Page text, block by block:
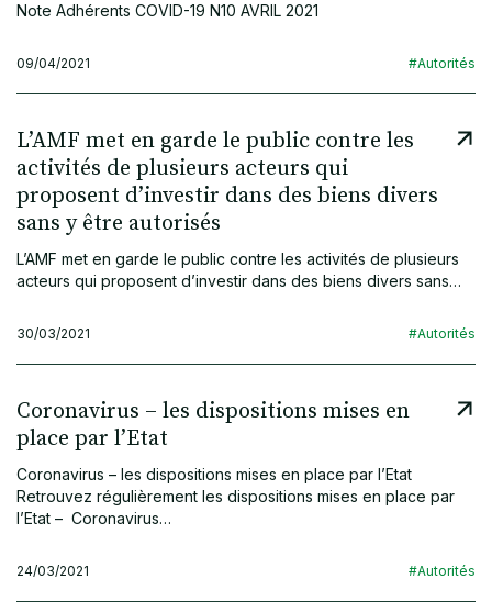
Note Adhérents COVID-19 N10 AVRIL 2021
09/04/2021 #Autorités
L’AMF met en garde le public contre les
activités de plusieurs acteurs qui
proposent d’investir dans des biens divers
sans y être autorisés
L’AMF met en garde le public contre les activités de plusieurs
acteurs qui proposent d’investir dans des biens divers sans…
30/03/2021 #Autorités
Coronavirus – les dispositions mises en
place par l’Etat
Coronavirus – les dispositions mises en place par l’Etat
Retrouvez régulièrement les dispositions mises en place par
l’Etat – Coronavirus…
24/03/2021 #Autorités